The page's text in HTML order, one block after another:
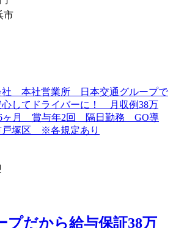
市
プだから給与保証38万